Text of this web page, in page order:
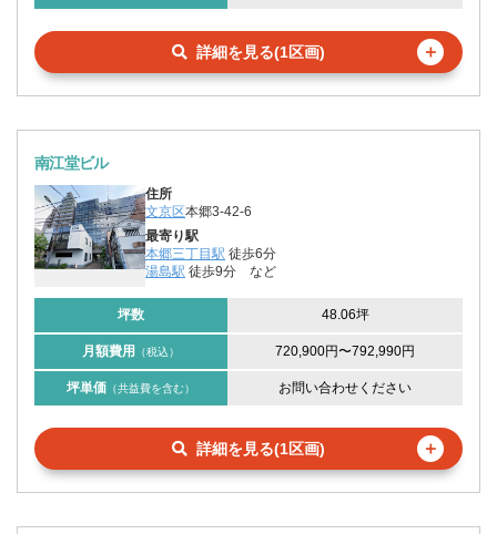
詳細を見る(1区画) ＋
南江堂ビル
住所
文京区本郷3-42-6
最寄り駅
本郷三丁目駅 徒歩6分
湯島駅 徒歩9分 など
坪数 48.06坪
月額費用 （税込） 720,900円〜792,990円
坪単価 （共益費を含む） お問い合わせください
詳細を見る(1区画) ＋